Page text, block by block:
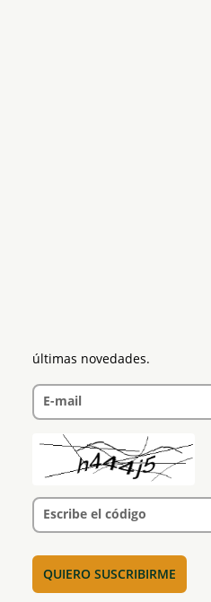
últimas novedades.
E-mail
Escribe el código